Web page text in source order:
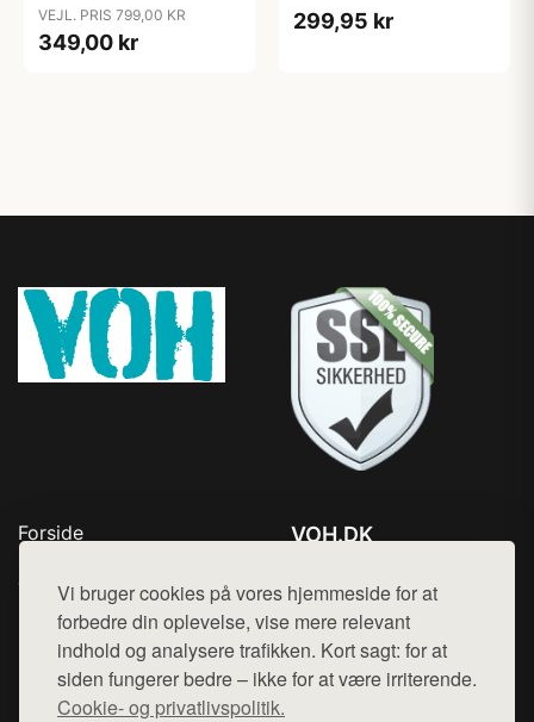
Vi bruger cookies på vores hjemmeside for at
forbedre din oplevelse, vise mere relevant
indhold og analysere trafikken. Kort sagt: for at
siden fungerer bedre – ikke for at være irriterende.
Cookie- og privatlivspolitik.
VEJL. PRIS 799,00 KR
349,00 kr
299,95 kr
Forside
Top Rabatter
Kontakt
VOH.DK
Mail: hej@want.dk
Cookie- og privatlivspolitik